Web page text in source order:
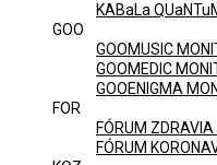
KABaLa
GOO
GOOMUSIC
GOOMEDIC
GOOENIGMA
FOR
FÓRUM
FÓRUM